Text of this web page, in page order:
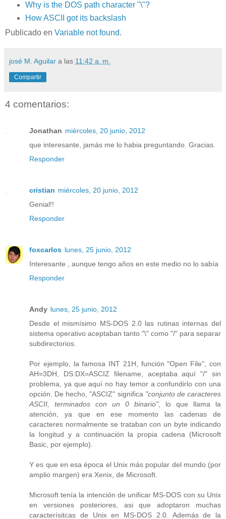
Why is the DOS path character "\"?
How ASCII got its backslash
Publicado en Variable not found.
josé M. Aguilar a las 11:42 a. m.
Compartir
4 comentarios:
Jonathan miércoles, 20 junio, 2012
que interesante, jamás me lo habia preguntando. Gracias.
Responder
cristian miércoles, 20 junio, 2012
Genial!!
Responder
foxcarlos lunes, 25 junio, 2012
Interesante , aunque tengo años en este medio no lo sabía
Responder
Andy lunes, 25 junio, 2012
Desde el mismísimo MS-DOS 2.0 las rutinas internas del
sistema operativo aceptaban tanto "\" como "/" para separar
subdirectorios.
Por ejemplo, la famosa INT 21H, función "Open File", con
AH=3DH, DS:DX=ASCIZ filename, aceptaba aquí "/" sin
problema, ya que aquí no hay temor a confundirlo con una
opción. De hecho, "ASCIZ" significa "conjunto de caracteres
ASCII, terminados con un 0 binario", lo que llama la
atención, ya que en ese momento las cadenas de
caracteres normalmente se trataban con un byte indicando
la longitud y a continuación la propia cadena (Microsoft
Basic, por ejemplo).
Y es que en esa época el Unix más popular del mundo (por
amplio margen) era Xenix, de Microsoft.
Microsoft tenía la intención de unificar MS-DOS con su Unix
en versiones posteriores, asi que adoptaron muchas
caracterísitcas de Unix en MS-DOS 2.0. Además de la